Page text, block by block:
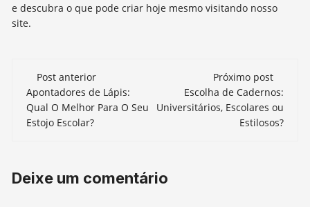
e descubra o que pode criar hoje mesmo visitando nosso
site.
Navegação
de
post
Post anterior
Apontadores de Lápis:
Qual O Melhor Para O Seu
Estojo Escolar?
Próximo post
Escolha de Cadernos:
Universitários, Escolares ou
Estilosos?
Deixe um comentário